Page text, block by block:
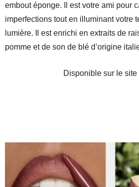
embout éponge. Il est votre ami pour
imperfections tout en illuminant votre
lumière. Il est enrichi en extraits de
pomme et de son de blé d’origine
Disponible sur le site